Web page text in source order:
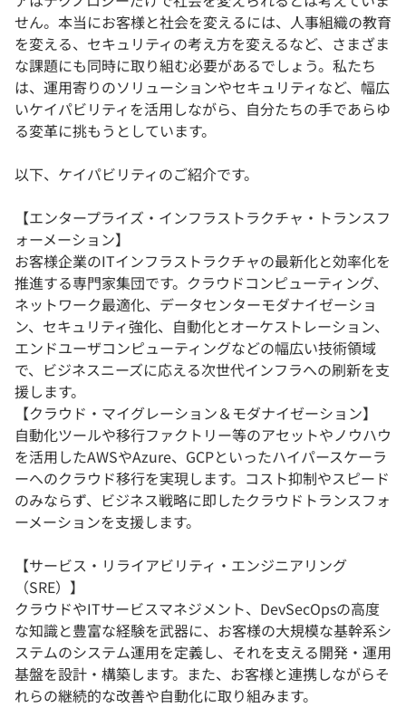
せん。本当にお客様と社会を変えるには、人事組織の教育
を変える、セキュリティの考え方を変えるなど、さまざま
な課題にも同時に取り組む必要があるでしょう。私たち
は、運用寄りのソリューションやセキュリティなど、幅広
いケイパビリティを活用しながら、自分たちの手であらゆ
る変革に挑もうとしています。
以下、ケイパビリティのご紹介です。
【エンタープライズ・インフラストラクチャ・トランスフ
ォーメーション】
お客様企業のITインフラストラクチャの最新化と効率化を
推進する専門家集団です。クラウドコンピューティング、
ネットワーク最適化、データセンターモダナイゼーショ
ン、セキュリティ強化、自動化とオーケストレーション、
エンドユーザコンピューティングなどの幅広い技術領域
で、ビジネスニーズに応える次世代インフラへの刷新を支
援します。
【クラウド・マイグレーション＆モダナイゼーション】
自動化ツールや移行ファクトリー等のアセットやノウハウ
を活用したAWSやAzure、GCPといったハイパースケーラ
ーへのクラウド移行を実現します。コスト抑制やスピード
のみならず、ビジネス戦略に即したクラウドトランスフォ
ーメーションを支援します。
【サービス・リライアビリティ・エンジニアリング
（SRE）】
クラウドやITサービスマネジメント、DevSecOpsの高度
な知識と豊富な経験を武器に、お客様の大規模な基幹系シ
ステムのシステム運用を定義し、それを支える開発・運用
基盤を設計・構築します。また、お客様と連携しながらそ
れらの継続的な改善や自動化に取り組みます。